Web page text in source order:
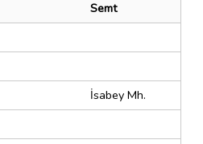
Semt
İsabey Mh.